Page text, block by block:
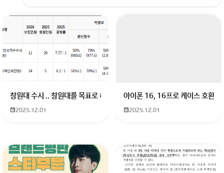
회원가입 혹은 광고 [X]를 누르면 내용이 보입니다
창원대 수시 .. 창원대를 목표로 하고 있는 09년생입니다 지금 제 내신이 5
2025.12.01
아이폰 16, 16프로 케이스 호환
2025.12.01